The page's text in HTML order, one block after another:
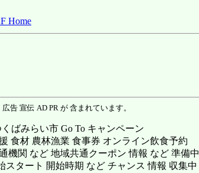
Home
告 宣伝 AD PR が 含まれています。
ばみらい市 Go To キャンペーン
食材 農林漁業 食事券 オンライン飲食予約
機関 など 地域共通クーポン 情報 など 準備中
タート 開始時期 など チャンス 情報 収集中